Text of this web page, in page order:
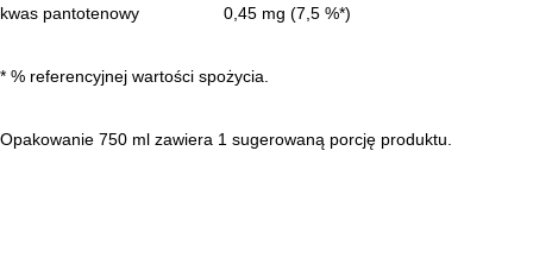
kwas pantotenowy 0,45 mg (7,5 %*)
* % referencyjnej wartości spożycia.
Opakowanie 750 ml zawiera 1 sugerowaną porcję produktu.